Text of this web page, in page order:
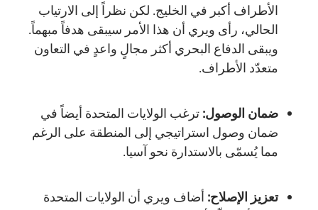
الأطراف أكبر في الخليج. لكن نظراً إلى الارتياب
الحالي، رأى ويري أن هذا الأمر سيبقى هدفاً مبهماً.
ويبقى الدفاع البحري أكثر مجالٍ واعدٍ في التعاون
متعدّد الأطراف.
ضمان الوصول: ترغب الولايات المتحدة أيضاً في
ضمان وصول استراتيجي إلى المنطقة على الرغم
مما يُسمّى بالاستدارة نحو آسيا.
تعزيز الإصلاح: أضاف ويري أن الولايات المتحدة